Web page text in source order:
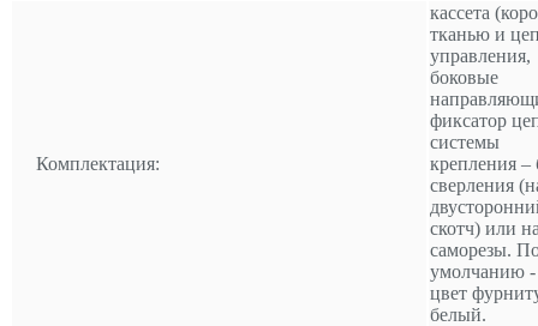
Комплектация:
кассета
тканью и
управления,
боковые
фиксатор
системы
крепления –
сверления
скотч) или
саморезы.
умолчанию -
цвет
белый.